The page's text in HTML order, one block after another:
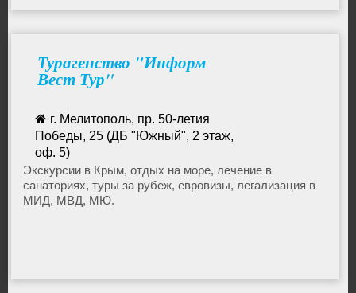
Турагенство "Информ
Вест Тур"
г. Мелитополь, пр. 50-летия
Победы, 25 (ДБ "Южный", 2 этаж,
оф. 5)
067-703-66-97
infovest@mail.ru
Экскурсии в Крым, отдых на море, лечение в
санаториях, туры за рубеж, евровизы, легализация в
МИД, МВД, МЮ.